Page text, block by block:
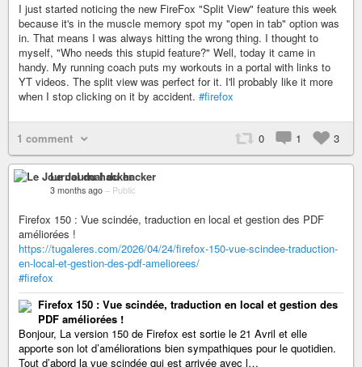
I just started noticing the new FireFox "Split View" feature this week
because it's in the muscle memory spot my "open in tab" option was
in. That means I was always hitting the wrong thing. I thought to
myself, "Who needs this stupid feature?" Well, today it came in
handy. My running coach puts my workouts in a portal with links to
YT videos. The split view was perfect for it. I'll probably like it more
when I stop clicking on it by accident. #firefox
1 comment 0 1 3
Le Journal du hacker
3 months ago – Public
Firefox 150 : Vue scindée, traduction en local et gestion des PDF
améliorées !
https://tugaleres.com/2026/04/24/firefox-150-vue-scindee-traduction-
en-local-et-gestion-des-pdf-ameliorees/
#firefox
Firefox 150 : Vue scindée, traduction en local et gestion des
PDF améliorées !
Bonjour, La version 150 de Firefox est sortie le 21 Avril et elle
apporte son lot d’améliorations bien sympathiques pour le quotidien.
Tout d’abord la vue scindée qui est arrivée avec l…